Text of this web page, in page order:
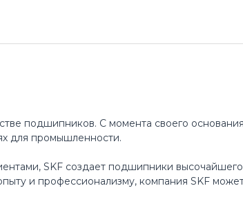
подшипников. С момента своего
для промышленности.
SKF создает подшипники
и профессионализму, компания SKF